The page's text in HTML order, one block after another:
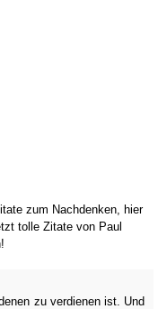
zum Nachdenken, hier
tolle Zitate von Paul
zu verdienen ist. Und